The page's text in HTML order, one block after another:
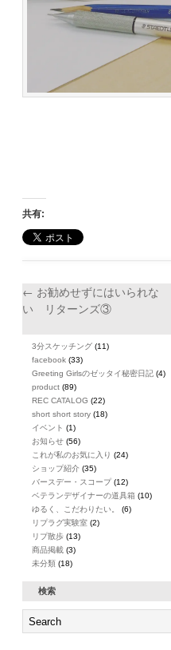
共有:
← お勧めせずにはいられな
い リターンズ③
3分スケッチング (11)
facebook (33)
Greeting Girlsのゼッタイ秘密日記 (4)
product (89)
REC CATALOG (22)
short short story (18)
イベント (1)
お知らせ (56)
これが私のお気に入り (24)
ショップ紹介 (35)
バースデー・スコープ (12)
ベテランデザイナーの道具箱 (10)
ゆるく、こだわりたい。
(6)
リプラグ実験室 (2)
リプ散歩 (13)
商品掲載 (3)
未分類 (18)
検索